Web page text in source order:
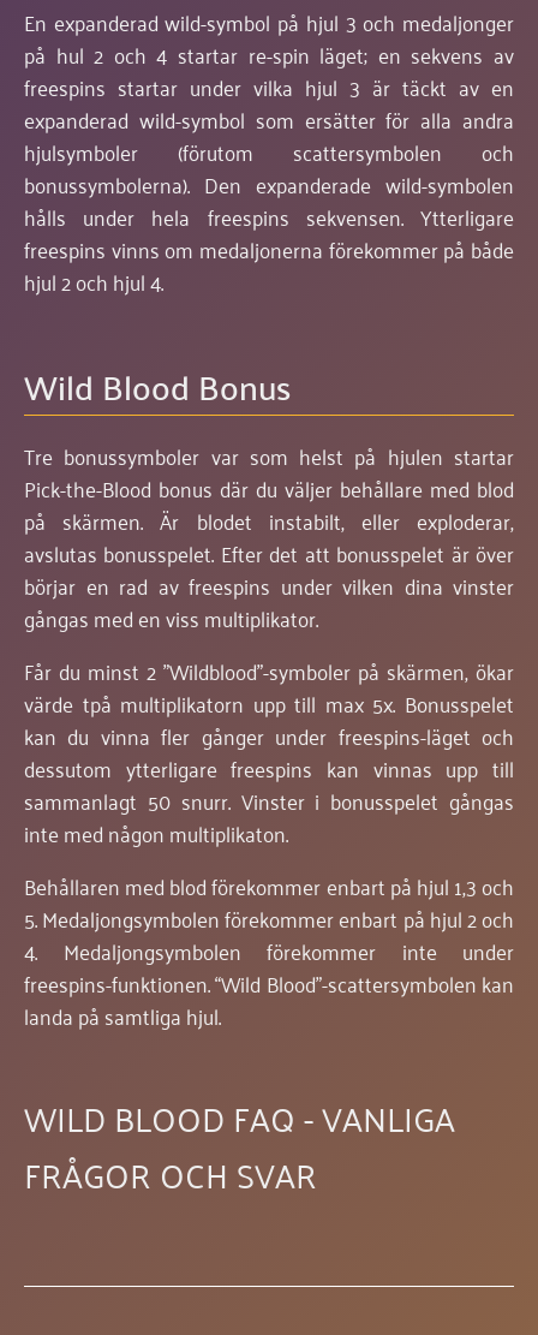
En expanderad wild-symbol på hjul 3 och medaljonger
på hul 2 och 4 startar re-spin läget; en sekvens av
freespins startar under vilka hjul 3 är täckt av en
expanderad wild-symbol som ersätter för alla andra
hjulsymboler (förutom scattersymbolen och
bonussymbolerna). Den expanderade wild-symbolen
hålls under hela freespins sekvensen. Ytterligare
freespins vinns om medaljonerna förekommer på både
hjul 2 och hjul 4.
Wild Blood Bonus
Tre bonussymboler var som helst på hjulen startar
Pick-the-Blood bonus där du väljer behållare med blod
på skärmen. Är blodet instabilt, eller exploderar,
avslutas bonusspelet. Efter det att bonusspelet är över
börjar en rad av freespins under vilken dina vinster
gångas med en viss multiplikator.
Får du minst 2 "Wildblood"-symboler på skärmen, ökar
värde tpå multiplikatorn upp till max 5x. Bonusspelet
kan du vinna fler gånger under freespins-läget och
dessutom ytterligare freespins kan vinnas upp till
sammanlagt 50 snurr. Vinster i bonusspelet gångas
inte med någon multiplikaton.
Behållaren med blod förekommer enbart på hjul 1,3 och
5. Medaljongsymbolen förekommer enbart på hjul 2 och
4. Medaljongsymbolen förekommer inte under
freespins-funktionen. “Wild Blood”-scattersymbolen kan
landa på samtliga hjul.
WILD BLOOD FAQ - VANLIGA
FRÅGOR OCH SVAR